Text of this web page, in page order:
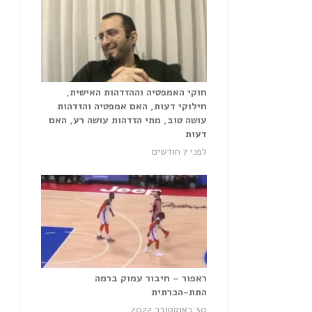
חוקי האמפטיה וההזדהות האישית,
חילוקי דעות, האם אמפטיה והזדהות
עושה טוב, מתי הזדהות עושה רע, האם
דעות
לפני 7 חודשים
ראפור – חיבור עמוק ברמה
התת-הכרתית
30 באוקטובר 2022